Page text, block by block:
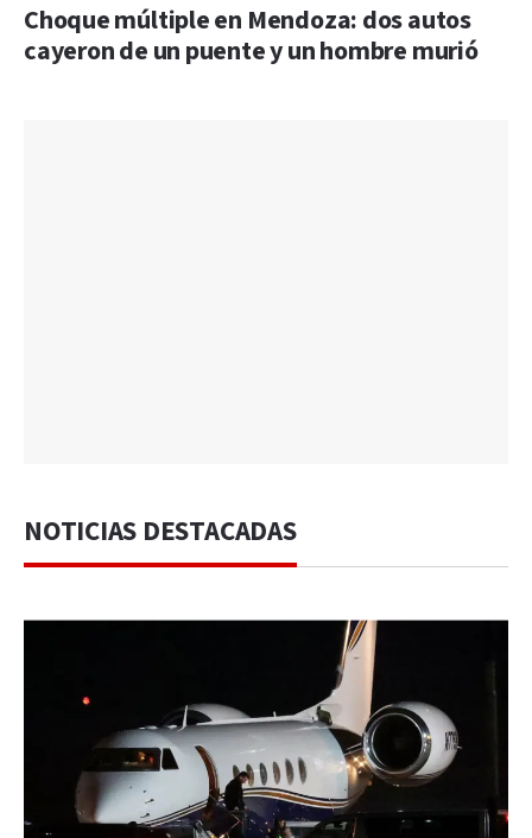
Choque múltiple en Mendoza: dos autos
cayeron de un puente y un hombre murió
NOTICIAS DESTACADAS